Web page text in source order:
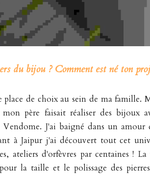
du bijou ? Comment est né ton
de choix au sein de ma famille.
mon père faisait réaliser des bijoux
J'ai baigné dans un
à Jaipur j'ai découvert tout cet
ateliers d'orfèvres par centaines !
la taille et le polissage des pierres